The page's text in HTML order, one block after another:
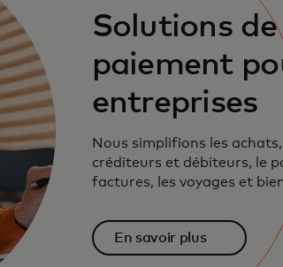
Solutions de
paiement
entreprises
Nous simplifions les achats,
créditeurs et débiteurs, le
factures, les voyages et
En savoir plus